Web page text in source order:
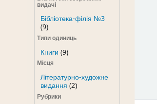
видачі
Бібліотека-філія №3
(9)
Типи одиниць
Книги (9)
Місця
Літературно-художне
видання (2)
Рубрики